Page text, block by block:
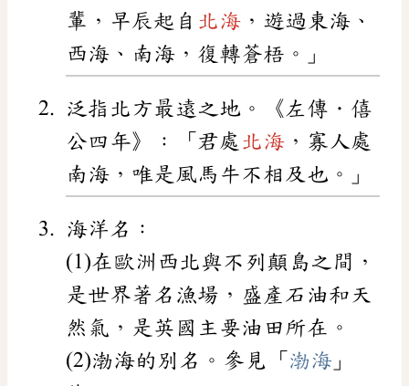
輩，早辰起自 北海 ，遊過東海、
西海、南海，復轉蒼梧。」
泛指北方最遠之地。《左傳．僖
公四年》：「君處 北海 ，寡人處
南海，唯是風馬牛不相及也。」
海洋名：
(1)在歐洲西北與不列顛島之間，
是世界著名漁場，盛產石油和天
然氣，是英國主要油田所在。
(2)渤海的別名。參見「 渤海 」